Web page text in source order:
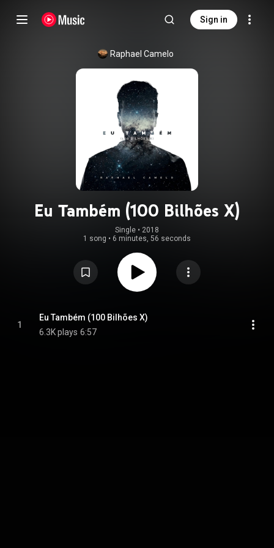
Sign in
Raphael Camelo
Eu Também (100 Bilhões X)
Single • 2018
1 song • 6 minutes, 56 seconds
1
Eu Também (100 Bilhões X)
6.3K plays 6:57